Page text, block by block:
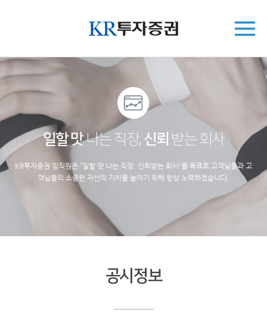
일할 맛나는 직장,신뢰 받는 회사
KR투자증권 임직원은 “일할 맛 나는 직장, 신뢰받는 회사”를 목표로 고객님들과 고
객님들의 소중한 자산의 가치를 높이기 위해 항상 노력하겠습니다.
공시정보